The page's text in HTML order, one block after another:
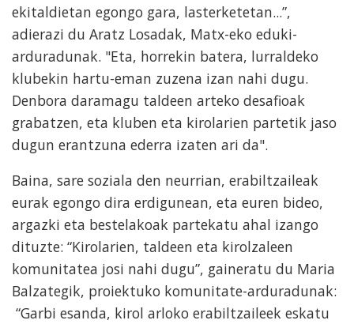
ekitaldietan egongo gara, lasterketetan...”,
adierazi du Aratz Losadak, Matx-eko eduki-
arduradunak. "Eta, horrekin batera, lurraldeko
klubekin hartu-eman zuzena izan nahi dugu.
Denbora daramagu taldeen arteko desafioak
grabatzen, eta kluben eta kirolarien partetik jaso
dugun erantzuna ederra izaten ari da".
Baina, sare soziala den neurrian, erabiltzaileak
eurak egongo dira erdigunean, eta euren bideo,
argazki eta bestelakoak partekatu ahal izango
dituzte: “Kirolarien, taldeen eta kirolzaleen
komunitatea josi nahi dugu”, gaineratu du Maria
Balzategik, proiektuko komunitate-arduradunak:
“Garbi esanda, kirol arloko erabiltzaileek eskatu